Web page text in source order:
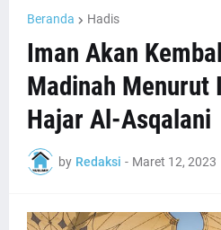
Beranda Hadis
Iman Akan
Madinah Menurut
Hajar Al-Asqalani
by Redaksi - Maret 12, 2023